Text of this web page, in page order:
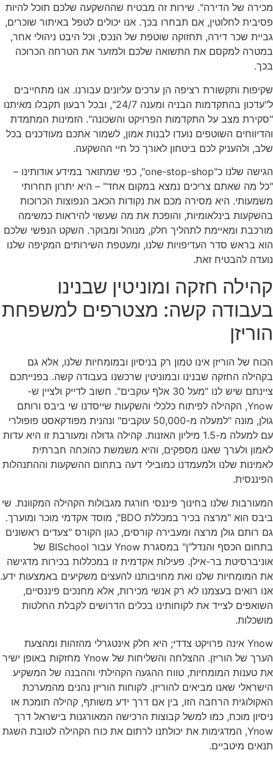
מכירה של הדירה". שירות זה מבטיח שההשקעה שלכם תוכל להיות
פסיבית לחלוטין, אם תבחרו בכך. אנו יכולים לטפל באיתור שוכרים,
גביית שכר דירה, תחזוקה שוטפת של הנכס, וכל היבט ניהולי אחר,
במטרה למקסם את התשואה שלכם ולמזער את הטרחה הכרוכה
בכך.
שקיפות ותקשורת רציפה הן ערכים עליונים עבורנו. אנו מתחייבים
ל"עדכון בהתקדמות הבניה ומענה 24/7", ובכל רבעון תקבלו מאיתנו
"סקירת מצב על התקדמות הפרויקט והשכונה". הזמינות המתמדת
והדיווחים השוטפים נועדו לבנות אמון, לשמור אתכם מעודכנים בכל
שלב, ולהעניק לכם ביטחון לאורך כל חיי ההשקעה.
הגישה שלנו כ"one-stop-shop", כפי שמתואר במידע אודותינו –
"כל מה שאתם צריכים נמצא במקום אחד" – היא יתרון תחרותי
משמעותי. היא מסירה מכם את נקודות הכאב הנפוצות הכרוכות
בהשקעות בינלאומיות, והופכת את מה שעשוי להיראות כמשימה
מורכבת ומאיימת לתהליך חלק, מנוהל ומבוקר. השקט הנפשי שלכם
הוא בראש סדר העדיפויות שלנו, ומעטפת השירותים המקיפה שלנו
נועדה להבטיח זאת.
קהילה חזקה ומוניטין שבנינו
בעבודה קשה: מצטרפים למשפחת
הוריזן
הכוח של הוריזן אינו טמון רק בניסיון ובמומחיות שלנו, אלא גם
בקהילה החזקה שבנינו ובמוניטין שרכשנו בעבודה קשה. בפנייתכם
ציינתם שיש לנו "מעל 30 אלף עוקבים". חשוב לדייק ולציין ש-
Ynow, הקהילה לפיתוח כלכלי והשקעות שייסדנו שי ביבס ורותם
גולן, מונה "למעלה מ-50,000 עוקבים" ונהנית מפודקאסט פופולרי
עם למעלה מ-1.5 מיליון האזנות. קהילה גדולה ומעורבת זו היא עדות
לאמון ולערך שאנו מספקים, והיא משמשת כהוכחה חברתית
לאמינות שלנו ולמעמדנו כמובילי דעה בתחום ההשקעות וההתנהלות
הפיננסית.
המעורבות שלנו בחינוך פיננסי חורגת מגבולות הקהילה המקוונת. שי
ביבס הוא "מרצה בכיר במכללת BDO", מוסד אקדמי מוכר ומוערך.
גם רותם גולן מרצה ומעבירה קורסים, כגון הקורס "צעדים ראשונים
בתחום הכסף והנדל"ן" במסגרת Ynow עבור BISchool של
אוניברסיטת בר-אילן. פעילות אקדמית זו במכללות בכירות מדגישה
את המומחיות שלנו ואת מחויבותנו להעצים משקיעים באמצעות ידע.
אנו רואים בעצמנו לא רק אנשי מכירות, אלא מחנכים פיננסיים,
השואפים לצייד את לקוחותינו בכלים הדרושים לקבלת החלטות
מושכלות.
Ynow אינה פרויקט צדדי; היא חלק אינטגרלי מהזהות ומהצעת
הערך של הוריזן. ההצלחה והשליחות של Ynow מחזקות באופן ישיר
את טענות המומחיות, טווח ההגעה הקהילתי וההבנה של המשקיע
הישראלי שאנו מביאים להוריזן. לקוחות הוריזן נהנים מהמערכת
האקולוגית הרחבה הזו, בין אם דרך ידע משותף, קהילה תומכת או
ניסיון מוכח, כמו למשל קבוצות הרכישה המאורגנות בישראל דרך
Ynow, המדגימות את יכולתנו לרתום את כוח הקהילה לטובת השגת
תנאים מיטביים.